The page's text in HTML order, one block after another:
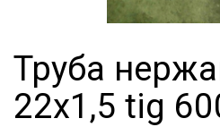
Труба
22х1,5 tig